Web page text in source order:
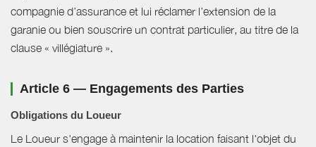
compagnie d’assurance et lui réclamer l’extension de la
garanie ou bien souscrire un contrat particulier, au titre de la
clause « villégiature ».
Article 6 — Engagements des Parties
Obligations du Loueur
Le Loueur s'engage à maintenir la location faisant l'objet du